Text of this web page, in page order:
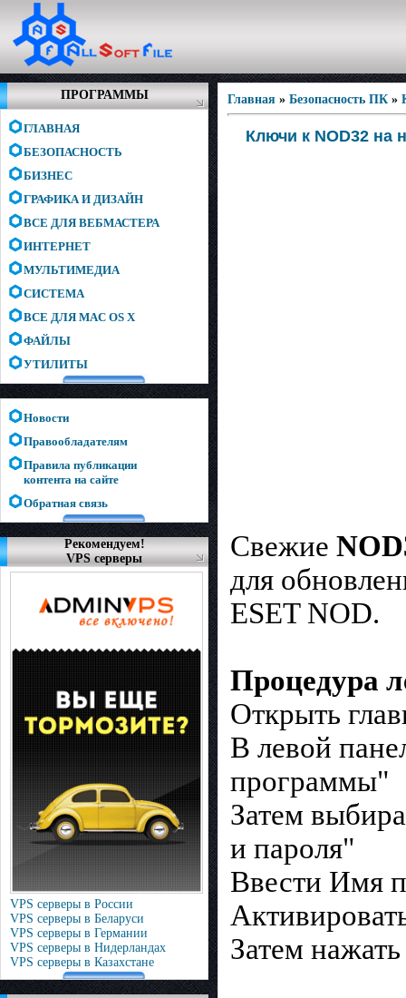
ПРОГРАММЫ
ГЛАВНАЯ
БЕЗОПАСНОСТЬ
БИЗНЕС
ГРАФИКА И ДИЗАЙН
ВСЕ ДЛЯ ВЕБМАСТЕРА
ИНТЕРНЕТ
МУЛЬТИМЕДИА
СИСТЕМА
ВСЕ ДЛЯ MAC OS X
ФАЙЛЫ
УТИЛИТЫ
Новости
Правообладателям
Правила публикации
контента на сайте
Обратная связь
Рекомендуем!
VPS серверы
VPS серверы в России
VPS серверы в Беларуси
VPS серверы в Германии
VPS серверы в Нидерландах
VPS серверы в Казахстане
Главная » Безопасность ПК »
Ключи к NOD32 на
Свежие
для
ESET NOD.
Процедура
Открыть
В левой
программы"
Затем
и пароля"
Ввести Имя
Затем